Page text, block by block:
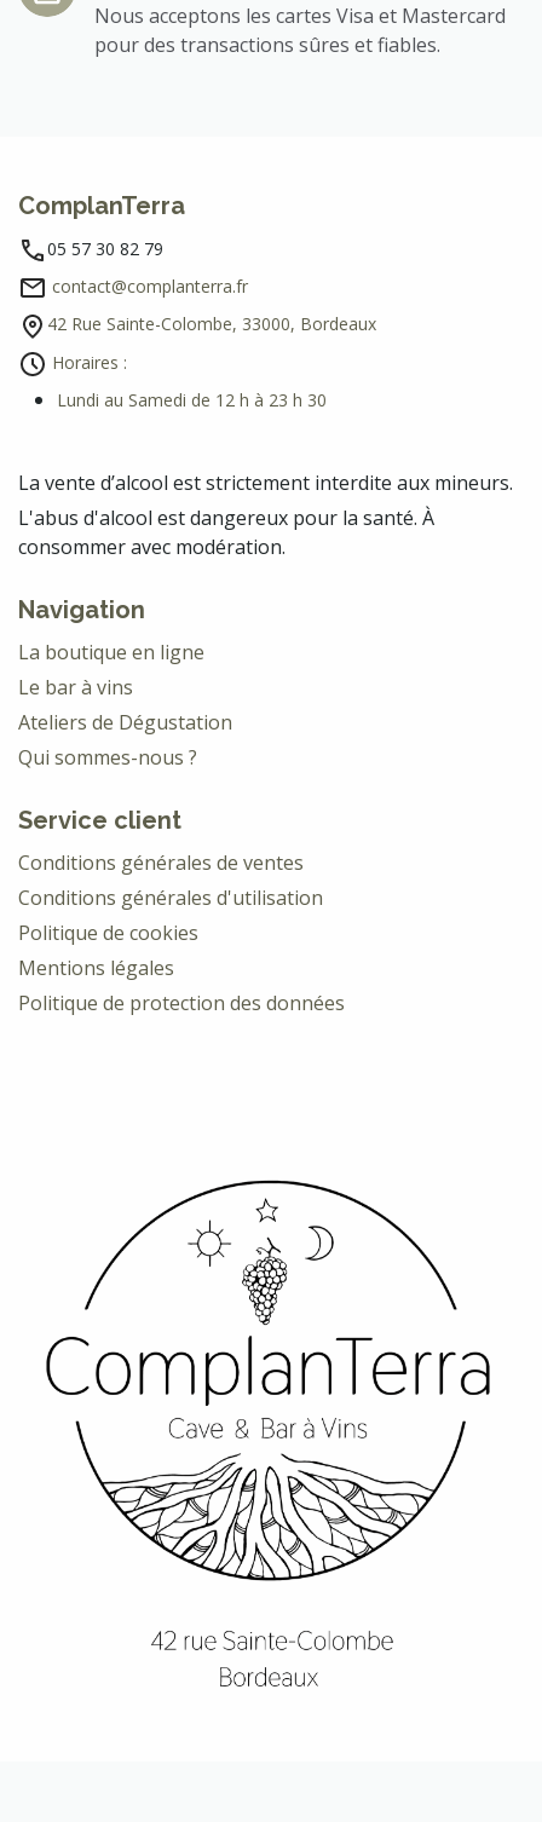
Nous acceptons les cartes Visa et Mastercard
pour des transactions sûres et fiables.
ComplanTerra
05 57 30 82 79
contact@complanterra.fr
42 Rue Sainte-Colombe, 33000, Bordeaux
Horaires :
Lundi au Samedi de 12 h à 23 h 30
La vente d’alcool est strictement interdite aux mineurs.
L'abus d'alcool est dangereux pour la santé. À
consommer avec modération.
Navigation
La boutique en ligne
Le bar à vins
Ateliers de Dégustation
Qui sommes-nous ?
Service client
Conditions générales de ventes
Conditions générales d'utilisation
Politique de cookies
Mentions légales
Politique de protection des données